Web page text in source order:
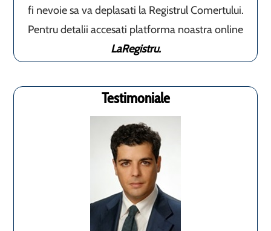
fi nevoie sa va deplasati la Registrul Comertului.
Pentru detalii accesati platforma noastra online
LaRegistru.
Testimoniale